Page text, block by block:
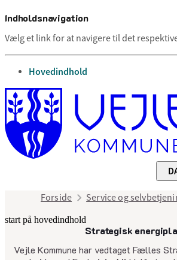
Indholdsnavigation
Vælg et link for at navigere til det
gå til
Hovedindhold
Forside Service og
start på hovedindhold
Strategisk
Vejle Kommune har vedtaget Fælles
senest